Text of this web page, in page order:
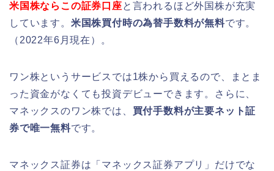
米国株ならこの証券口座と言われるほど外国株が充実
しています。 米国株買付時の為替手数料が無料です。
（2022年6月現在）。
ワン株というサービスでは1株から買えるので、まとま
った資金がなくても投資デビューできます。さらに、
マネックスのワン株では、 買付手数料が主要ネット証
券で唯一無料です。
マネックス証券は「マネックス証券アプリ」だけでな